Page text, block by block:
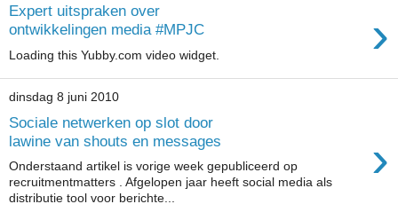
Expert uitspraken over
ontwikkelingen media #MPJC
›
Loading this Yubby.com video widget.
dinsdag 8 juni 2010
Sociale netwerken op slot door
lawine van shouts en messages
›
Onderstaand artikel is vorige week gepubliceerd op
recruitmentmatters . Afgelopen jaar heeft social media als
distributie tool voor berichte...